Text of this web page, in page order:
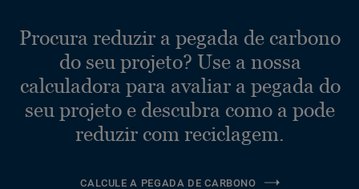
Procura reduzir a pegada de carbono
do seu projeto? Use a nossa
calculadora para avaliar a pegada do
seu projeto e descubra como a pode
reduzir com reciclagem.
CALCULE A PEGADA DE CARBONO